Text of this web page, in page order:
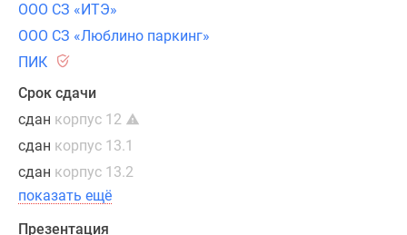
проект
ПИКСПОРТ
—
бесплатные
занятия
с
профессиональными
Тренировки
по
ООО СЗ «ИТЭ»
ООО СЗ «Люблино паркинг»
ПИК
Срок сдачи
сдан корпус 12
сдан корпус 13.1
сдан корпус 13.2
показать ещё
Презентация